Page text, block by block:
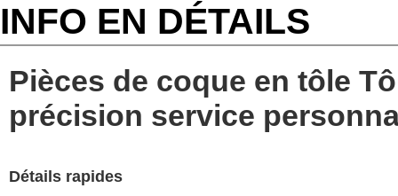
INFO EN DÉTAILS
Pièces de coque en tôle
précision service
Détails rapides